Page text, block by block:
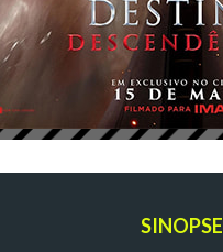
SINOPSE